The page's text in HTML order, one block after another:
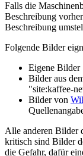
Falls die
Beschreibung
Beschreibung
Folgende Bilder
Eigene Bilder
Bilder aus
"site:kaffee-
Bilder von
Alle anderen Bilder
kritisch sind Bilder
die Gefahr, dafür